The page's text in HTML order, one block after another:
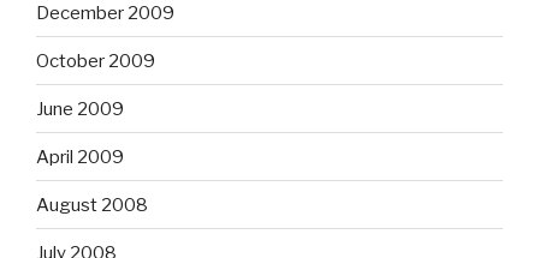
December 2009
October 2009
June 2009
April 2009
August 2008
July 2008